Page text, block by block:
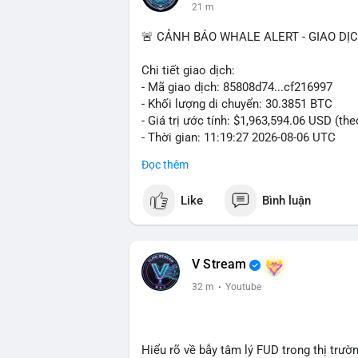
21 m
🚨 CẢNH BÁO WHALE ALERT - GIAO
Chi tiết giao dịch:
- Mã giao dịch: 85808d74...cf216997
- Khối lượng di chuyển: 30.3851 BTC
- Giá trị ước tính: $1,963,594.06 USD
- Thời gian: 11:19:27 2026-08-06 UTC
Nhận định phân tích: Giao dịch gần 2
30,38 BTC có thể là bước khởi đầu
sang ví lạnh để nắm giữ dài hạn. Tín
tại.
Lời khuyên cho nhà đầu tư nhỏ lẻ:
Đọc thêm
Like Bình luận
V Stream
32 m · Youtube
Hiểu rõ về bẫy tâm lý FUD trong thị